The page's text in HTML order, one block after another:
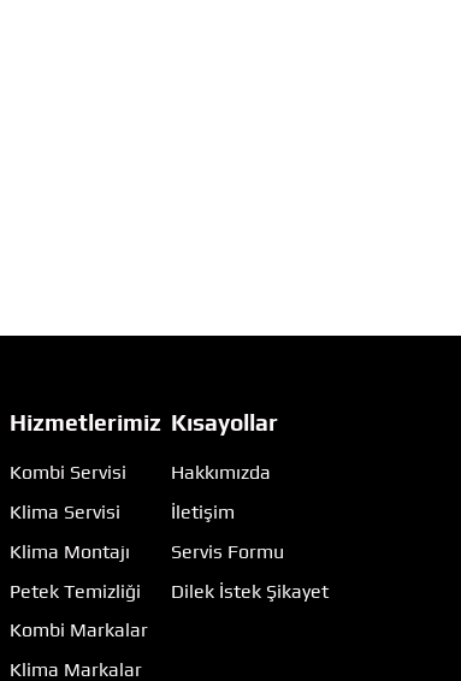
Hizmetlerimiz
Kombi Servisi
Klima Servisi
Klima Montajı
Petek Temizliği
Kombi Markalar
Klima Markalar
Kısayollar
Hakkımızda
İletişim
Servis Formu
Dilek İstek Şikayet